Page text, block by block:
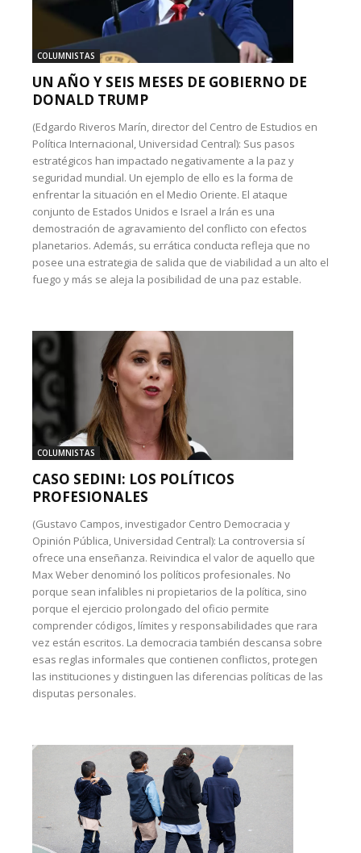
COLUMNISTAS
UN AÑO Y SEIS MESES DE GOBIERNO DE
DONALD TRUMP
(Edgardo Riveros Marín, director del Centro de Estudios en
Política Internacional, Universidad Central): Sus pasos
estratégicos han impactado negativamente a la paz y
seguridad mundial. Un ejemplo de ello es la forma de
enfrentar la situación en el Medio Oriente. El ataque
conjunto de Estados Unidos e Israel a Irán es una
demostración de agravamiento del conflicto con efectos
planetarios. Además, su errática conducta refleja que no
posee una estrategia de salida que de viabilidad a un alto el
fuego y más se aleja la posibilidad de una paz estable.
COLUMNISTAS
CASO SEDINI: LOS POLÍTICOS
PROFESIONALES
(Gustavo Campos, investigador Centro Democracia y
Opinión Pública, Universidad Central): La controversia sí
ofrece una enseñanza. Reivindica el valor de aquello que
Max Weber denominó los políticos profesionales. No
porque sean infalibles ni propietarios de la política, sino
porque el ejercicio prolongado del oficio permite
comprender códigos, límites y responsabilidades que rara
vez están escritos. La democracia también descansa sobre
esas reglas informales que contienen conflictos, protegen
las instituciones y distinguen las diferencias políticas de las
disputas personales.